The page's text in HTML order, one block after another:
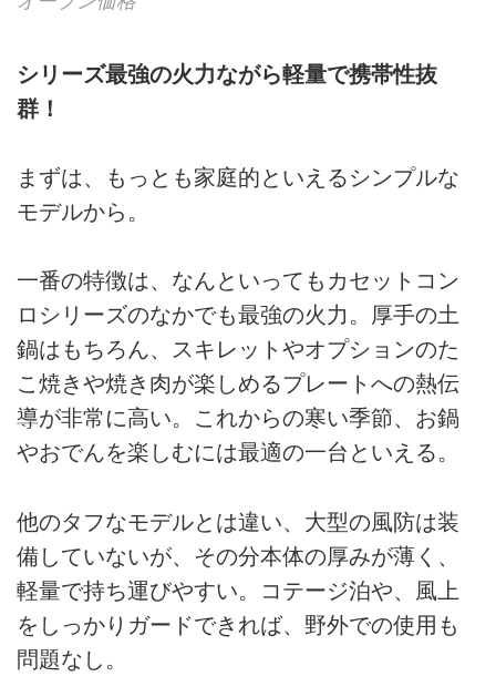
シリーズ最強の火力ながら軽量で携帯性抜
群！
まずは、もっとも家庭的といえるシンプルな
モデルから。
一番の特徴は、なんといってもカセットコン
ロシリーズのなかでも最強の火力。厚手の土
鍋はもちろん、スキレットやオプションのた
こ焼きや焼き肉が楽しめるプレートへの熱伝
導が非常に高い。これからの寒い季節、お鍋
やおでんを楽しむには最適の一台といえる。
他のタフなモデルとは違い、大型の風防は装
備していないが、その分本体の厚みが薄く、
軽量で持ち運びやすい。コテージ泊や、風上
をしっかりガードできれば、野外での使用も
問題なし。